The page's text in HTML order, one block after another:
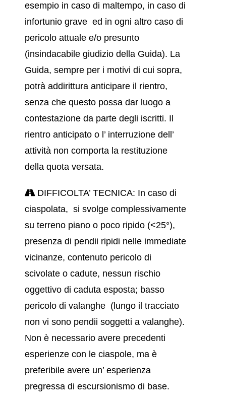
esempio in caso di maltempo, in caso di
infortunio grave ed in ogni altro caso di
pericolo attuale e/o presunto
(insindacabile giudizio della Guida). La
Guida, sempre per i motivi di cui sopra,
potrà addirittura anticipare il rientro,
senza che questo possa dar luogo a
contestazione da parte degli iscritti. Il
rientro anticipato o l’ interruzione dell’
attività non comporta la restituzione
della quota versata.
DIFFICOLTA’ TECNICA: In caso di
ciaspolata, si svolge complessivamente
su terreno piano o poco ripido (<25°),
presenza di pendii ripidi nelle immediate
vicinanze, contenuto pericolo di
scivolate o cadute, nessun rischio
oggettivo di caduta esposta; basso
pericolo di valanghe (lungo il tracciato
non vi sono pendii soggetti a valanghe).
Non è necessario avere precedenti
esperienze con le ciaspole, ma è
preferibile avere un’ esperienza
pregressa di escursionismo di base.